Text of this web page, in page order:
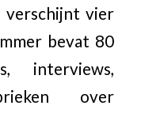
verschijnt vier
bevat 80
interviews,
over